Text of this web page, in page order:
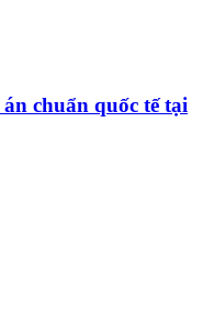
chuẩn quốc tế tại